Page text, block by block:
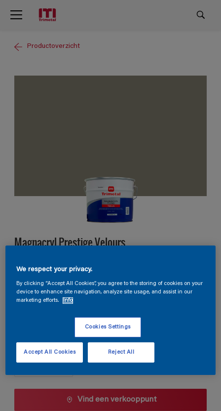
Productoverzicht
Magnacryl Prestige Velours
TDG3-066
Kleur wijzigen
2,5 L
5 L
Vind een verkooppunt
We respect your privacy.
By clicking “Accept All Cookies”, you agree to the storing of cookies on your
device to enhance site navigation, analyze site usage, and assist in our
marketing efforts.
Info
Cookies Settings
Reject All
Accept All Cookies